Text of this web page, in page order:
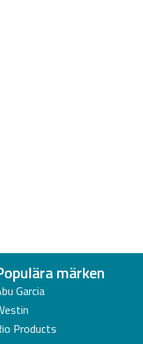
märken
Garcia
Products